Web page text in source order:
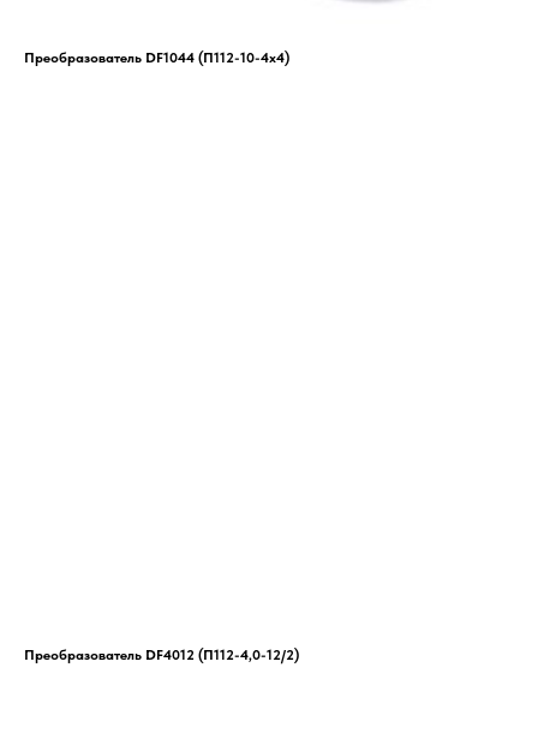
Преобразователь DF1044 (П112-10-4х4)
Преобразователь DF4012 (П112-4,0-12/2)